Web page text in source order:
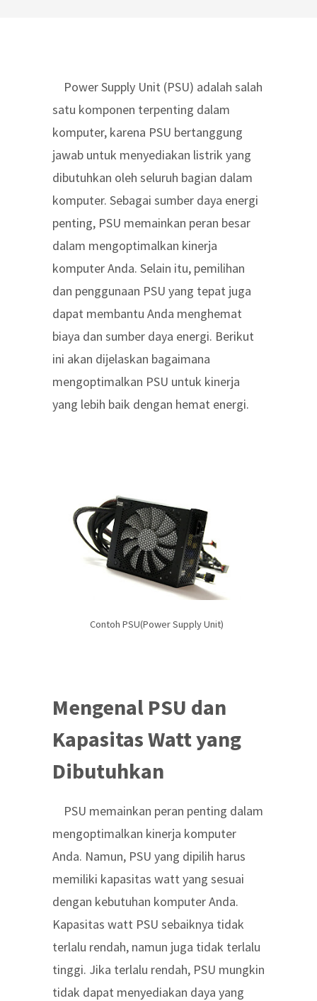
Power Supply Unit (PSU) adalah salah
satu komponen terpenting dalam
komputer, karena PSU bertanggung
jawab untuk menyediakan listrik yang
dibutuhkan oleh seluruh bagian dalam
komputer. Sebagai sumber daya energi
penting, PSU memainkan peran besar
dalam mengoptimalkan kinerja
komputer Anda. Selain itu, pemilihan
dan penggunaan PSU yang tepat juga
dapat membantu Anda menghemat
biaya dan sumber daya energi. Berikut
ini akan dijelaskan bagaimana
mengoptimalkan PSU untuk kinerja
yang lebih baik dengan hemat energi.
Contoh PSU(Power Supply Unit)
Mengenal PSU dan
Kapasitas Watt yang
Dibutuhkan
PSU memainkan peran penting dalam
mengoptimalkan kinerja komputer
Anda. Namun, PSU yang dipilih harus
memiliki kapasitas watt yang sesuai
dengan kebutuhan komputer Anda.
Kapasitas watt PSU sebaiknya tidak
terlalu rendah, namun juga tidak terlalu
tinggi. Jika terlalu rendah, PSU mungkin
tidak dapat menyediakan daya yang